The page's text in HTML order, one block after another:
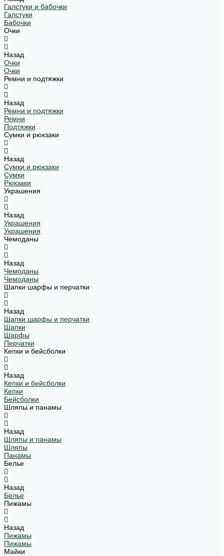
Галстуки и бабочки
Галстуки
Бабочки
Очки
Назад
Очки
Очки
Ремни и подтяжки
Назад
Ремни и подтяжки
Ремни
Подтяжки
Сумки и рюкзаки
Назад
Сумки и рюкзаки
Сумки
Рюкзаки
Украшения
Назад
Украшения
Украшения
Чемоданы
Назад
Чемоданы
Чемоданы
Шапки шарфы и перчатки
Назад
Шапки шарфы и перчатки
Шапки
Шарфы
Перчатки
Кепки и бейсболки
Назад
Кепки и бейсболки
Кепки
Бейсболки
Шляпы и панамы
Назад
Шляпы и панамы
Шляпы
Панамы
Белье
Назад
Белье
Пижамы
Назад
Пижамы
Пижамы
Майки